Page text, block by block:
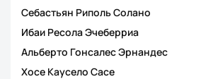
Себастьян Риполь Солано
Ибаи Ресола Эчеберриа
Альберто Гонсалес Эрнандес
Хосе Каусело Сасе